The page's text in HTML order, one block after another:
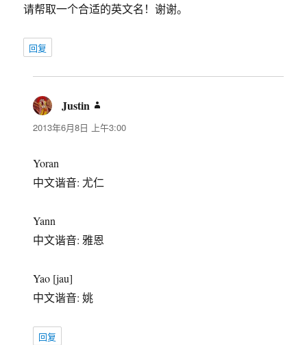
请帮取一个合适的英文名！谢谢。
回复
Justin
道：
2013年6月8日 上午3:00
Yoran
中文谐音: 尤仁
Yann
中文谐音: 雅恩
Yao [jau]
中文谐音: 姚
回复